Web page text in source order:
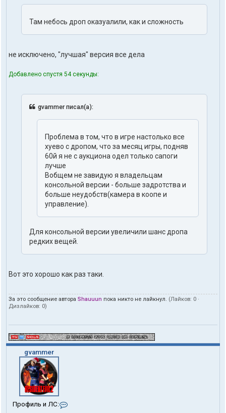
Там небось дроп оказуалили, как и сложность
не исключено, "лучшая" версия все дела
Добавлено спустя 54 секунды:
gvammer писал(а):
Проблема в том, что в игре настолько все
хуево с дропом, что за месяц игры, подняв
60й я не с аукциона одел только сапоги
лучше
Вобщем не завидую я владельцам
консольной версии - больше задротства и
больше неудобств(камера в коопе и
управление).
Для консольной версии увеличили шанс дропа
редких вещей.
Вот это хорошо как раз таки.
За это сообщение автора Shauuun пока никто не лайкнул. (Лайков: 0 ·
Дизлайков: 0)
gvammer
Профиль и ЛС: